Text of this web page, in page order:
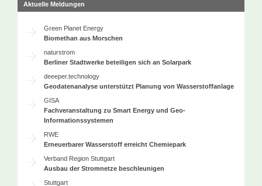
Aktuelle Meldungen
Green Planet Energy
Biomethan aus Morschen
naturstrom
Berliner Stadtwerke beteiligen sich an Solarpark
deeeper.technology
Geodatenanalyse unterstützt Planung von Wasserstoffanlage
GISA
Fachveranstaltung zu Smart Energy und Geo-
Informationssystemen
RWE
Erneuerbarer Wasserstoff erreicht Chemiepark
Verband Region Stuttgart
Ausbau der Stromnetze beschleunigen
Stuttgart